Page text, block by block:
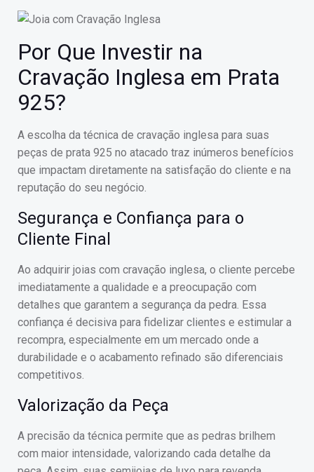
Por Que Investir na
Cravação Inglesa em Prata
925?
A escolha da técnica de cravação inglesa para suas
peças de prata 925 no atacado traz inúmeros benefícios
que impactam diretamente na satisfação do cliente e na
reputação do seu negócio.
Segurança e Confiança para o
Cliente Final
Ao adquirir joias com cravação inglesa, o cliente percebe
imediatamente a qualidade e a preocupação com
detalhes que garantem a segurança da pedra. Essa
confiança é decisiva para fidelizar clientes e estimular a
recompra, especialmente em um mercado onde a
durabilidade e o acabamento refinado são diferenciais
competitivos.
Valorização da Peça
A precisão da técnica permite que as pedras brilhem
com maior intensidade, valorizando cada detalhe da